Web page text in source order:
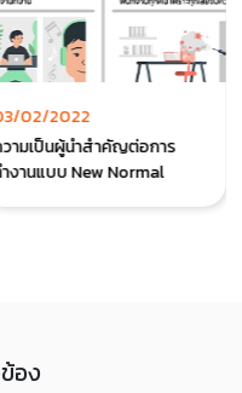
02/2022
ามเป็นผู้นำสำคัญต่อการ
ทำงานแบบ New Normal
อง